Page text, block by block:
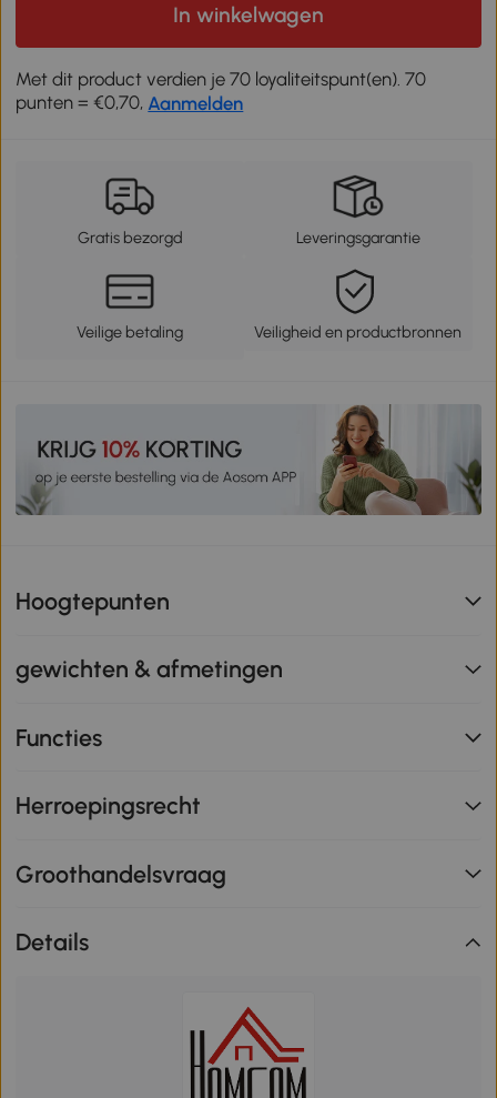
In winkelwagen
Met dit product verdien je 70 loyaliteitspunt(en). 70
punten = €0,70, Aanmelden
Gratis bezorgd Leveringsgarantie
Veilige betaling Veiligheid en productbronnen
Hoogtepunten
gewichten & afmetingen
Functies
Herroepingsrecht
Groothandelsvraag
Details